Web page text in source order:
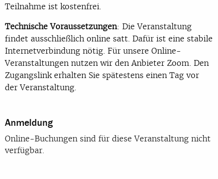
Teilnahme ist kostenfrei.
Technische Voraussetzungen: Die Veranstaltung
findet ausschließlich online satt. Dafür ist eine stabile
Internetverbindung nötig. Für unsere Online-
Veranstaltungen nutzen wir den Anbieter Zoom. Den
Zugangslink erhalten Sie spätestens einen Tag vor
der Veranstaltung.
Anmeldung
Online-Buchungen sind für diese Veranstaltung nicht
verfügbar.